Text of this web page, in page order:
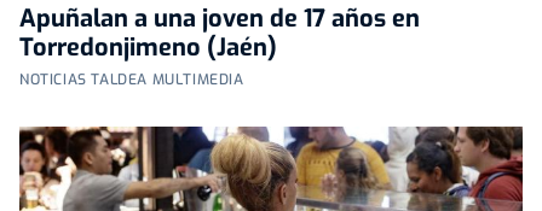
Apuñalan a una joven de 17 años en
Torredonjimeno (Jaén)
NOTICIAS TALDEA MULTIMEDIA